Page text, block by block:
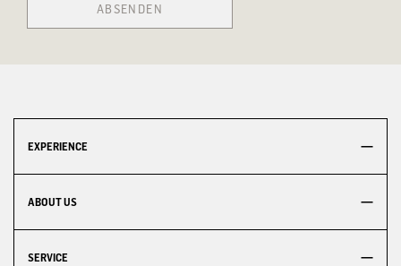
ABSENDEN
EXPERIENCE
ABOUT US
SERVICE